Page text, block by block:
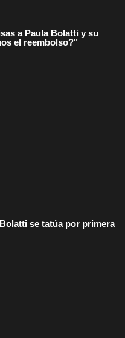
a Paula Bolatti y su
el reembolso?"
se tatúa por primera